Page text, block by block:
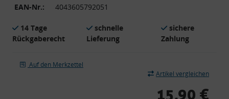
EAN-Nr.:
4043605792051
14 Tage
Rückgaberecht
schnelle
Lieferung
sichere
Zahlung
Auf den Merkzettel
Artikel vergleichen
15,90 €